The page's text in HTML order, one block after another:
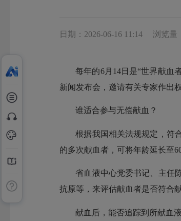
日期：2026-06-16 11:14 浏览量
每年的6月14日是“世界献血
新闻发布会，邀请有关专家作出
谁适合参与无偿献血？
根据我国相关法规规定，符
的多次献血者，可将年龄延长至
省血液中心党委书记、主任
抗原等，来评估献血者是否符合
献血后，能否追踪到所献血